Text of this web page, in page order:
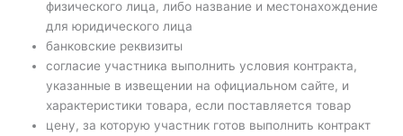
физического лица, либо название и местонахождение
для юридического лица
банковские реквизиты
согласие участника выполнить условия контракта,
указанные в извещении на официальном сайте, и
характеристики товара, если поставляется товар
цену, за которую участник готов выполнить контракт